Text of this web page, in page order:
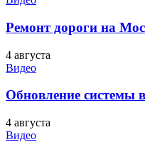
Ремонт дороги на
4 августа
Видео
Обновление системы
4 августа
Видео